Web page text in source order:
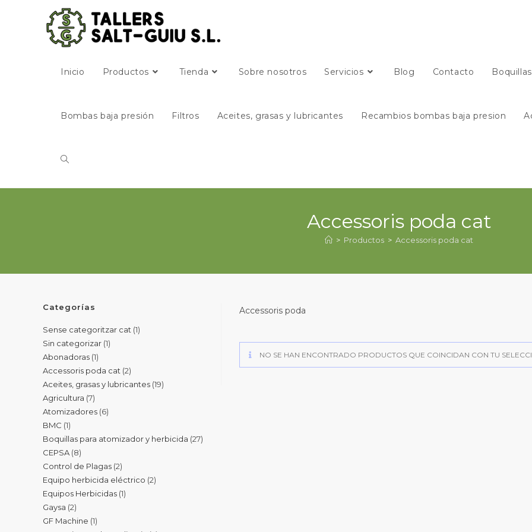
Inicio Productos Tienda Sobre nosotros Servicios Blog Contacto
Bombas baja presión Filtros Aceites, grasas y lubricantes Recambios bombas baja presion
Accessoris poda cat
> Productos > Accessoris poda cat
Accessoris poda
NO SE HAN ENCONTRADO PRODUCTOS QUE COINCIDAN CON TU
Categorías
Sense categoritzar cat 1
Sin categorizar 1
Abonadoras 1
Accessoris poda cat 2
Aceites, grasas y lubricantes 19
Agricultura 7
Atomizadores 6
BMC 1
Boquillas para atomizador y herbicida 27
CEPSA 8
Control de Plagas 2
Equipo herbicida eléctrico 2
Equipos Herbicidas 1
Gaysa 2
GF Machine 1